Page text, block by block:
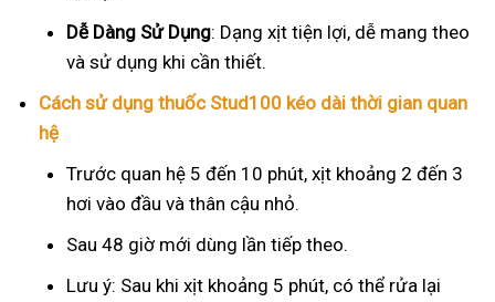
Dễ Dàng Sử Dụng: Dạng xịt tiện lợi, dễ mang theo
và sử dụng khi cần thiết.
Cách sử dụng thuốc Stud100 kéo dài thời gian quan
hệ
Trước quan hệ 5 đến 10 phút, xịt khoảng 2 đến 3
hơi vào đầu và thân cậu nhỏ.
Sau 48 giờ mới dùng lần tiếp theo.
Lưu ý: Sau khi xịt khoảng 5 phút, có thể rửa lại